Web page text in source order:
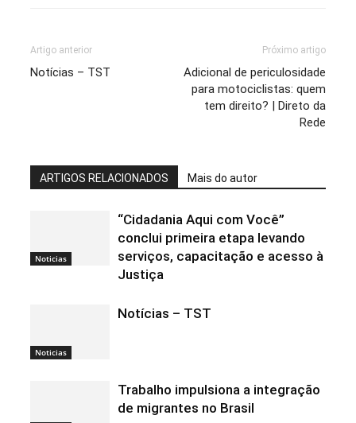
Artigo anterior
Notícias – TST
Próximo artigo
Adicional de periculosidade
para motociclistas: quem
tem direito? | Direto da
Rede
ARTIGOS RELACIONADOS Mais do autor
Noticias
“Cidadania Aqui com Você”
conclui primeira etapa levando
serviços, capacitação e acesso à
Justiça
Noticias
Notícias – TST
Trabalho impulsiona a integração
de migrantes no Brasil